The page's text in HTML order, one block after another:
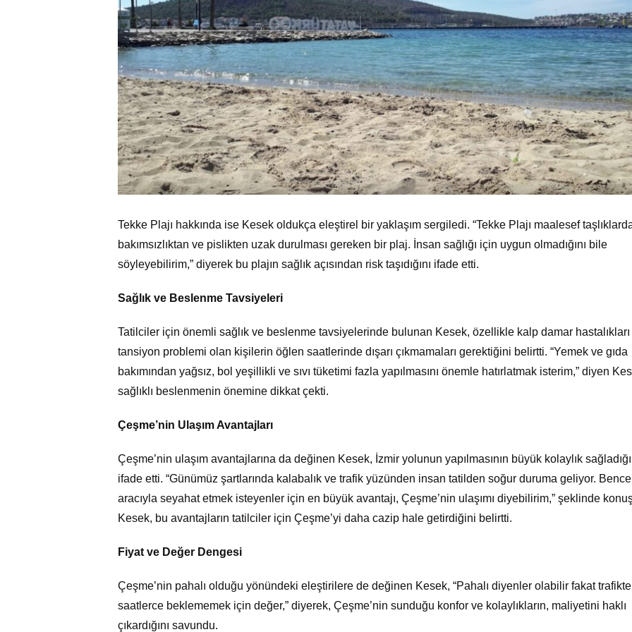
Tekke Plajı hakkında ise Kesek oldukça eleştirel bir yaklaşım sergiledi. “Tekke Plajı maalesef
bakımsızlıktan ve pislikten uzak durulması gereken bir plaj. İnsan sağlığı için uygun olmadığını bile
söyleyebilirim,” diyerek bu plajın sağlık açısından risk taşıdığını ifade etti.
Sağlık ve Beslenme Tavsiyeleri
Tatilciler için önemli sağlık ve beslenme tavsiyelerinde bulunan Kesek, özellikle kalp damar hastalıkları
tansiyon problemi olan kişilerin öğlen saatlerinde dışarı çıkmamaları gerektiğini belirtti. “Yemek ve gıda
bakımından yağsız, bol yeşillikli ve sıvı tüketimi fazla yapılmasını önemle hatırlatmak isterim,” diyen
sağlıklı beslenmenin önemine dikkat çekti.
Çeşme’nin Ulaşım Avantajları
Çeşme’nin ulaşım avantajlarına da değinen Kesek, İzmir yolunun yapılmasının büyük kolaylık
ifade etti. “Günümüz şartlarında kalabalık ve trafik yüzünden insan tatilden soğur duruma geliyor. Bence
aracıyla seyahat etmek isteyenler için en büyük avantajı, Çeşme’nin ulaşımı diyebilirim,” şeklinde
Kesek, bu avantajların tatilciler için Çeşme’yi daha cazip hale getirdiğini belirtti.
Fiyat ve Değer Dengesi
Çeşme’nin pahalı olduğu yönündeki eleştirilere de değinen Kesek, “Pahalı diyenler olabilir fakat trafikte
saatlerce beklememek için değer,” diyerek, Çeşme’nin sunduğu konfor ve kolaylıkların, maliyetini haklı
çıkardığını savundu.